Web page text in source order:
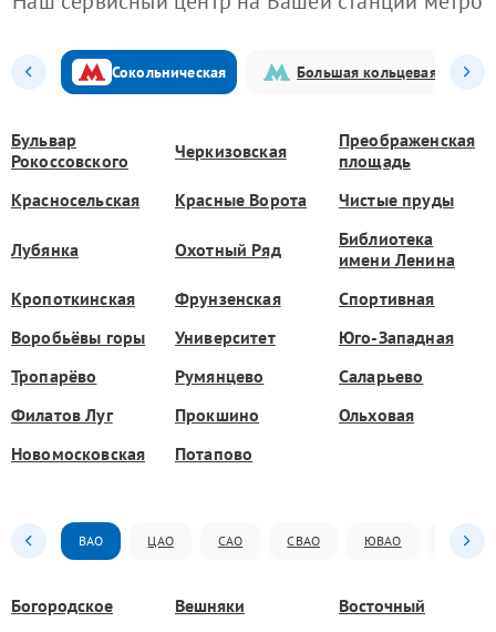
Сокольническая Большая кольцевая
Бульвар
Рокоссовского
Черкизовская
Преображенская
площадь
Красносельская
Красные Ворота Чистые пруды
Лубянка Охотный Ряд
Библиотека
имени Ленина
Кропоткинская
Фрунзенская
Спортивная
Воробьёвы горы
Университет
Юго-Западная
Тропарёво
Румянцево
Саларьево
Филатов Луг
Прокшино
Ольховая
Новомосковская
Потапово
ВАО ЦАО САО СВАО ЮВАО ЮАО
Богородское Вешняки
Восточный